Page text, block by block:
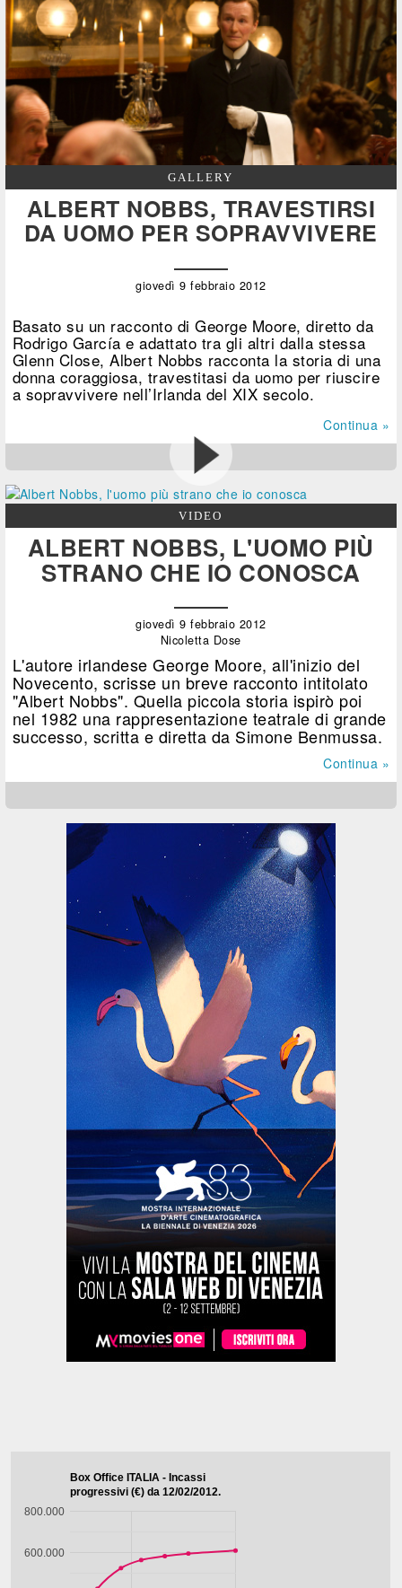
GALLERY
ALBERT NOBBS, TRAVESTIRSI
DA UOMO PER SOPRAVVIVERE
giovedì 9 febbraio 2012
Basato su un racconto di George Moore, diretto da
Rodrigo García e adattato tra gli altri dalla stessa
Glenn Close, Albert Nobbs racconta la storia di una
donna coraggiosa, travestitasi da uomo per riuscire
a sopravvivere nell’Irlanda del XIX secolo.
Continua »
VIDEO
ALBERT NOBBS, L'UOMO PIÙ
STRANO CHE IO CONOSCA
giovedì 9 febbraio 2012
Nicoletta Dose
L'autore irlandese George Moore, all'inizio del
Novecento, scrisse un breve racconto intitolato
"Albert Nobbs". Quella piccola storia ispirò poi
nel 1982 una rappresentazione teatrale di grande
successo, scritta e diretta da Simone Benmussa.
Continua »